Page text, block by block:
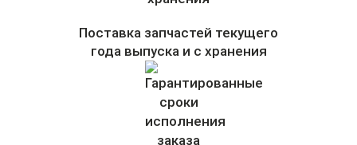
Поставка запчастей текущего
года выпуска и с хранения